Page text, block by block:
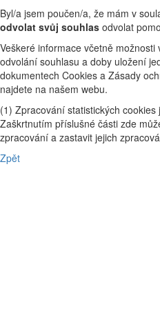
Byl/a jsem poučen/a, že mám v
odvolat svůj souhlas odvolat
Veškeré informace včetně možnosti
odvolání souhlasu a doby uložení
dokumentech Cookies a Zásady
najdete na našem webu.
(1) Zpracování statistických
Zaškrtnutím příslušné části zde
zpracování a zastavit jejich
Zpět